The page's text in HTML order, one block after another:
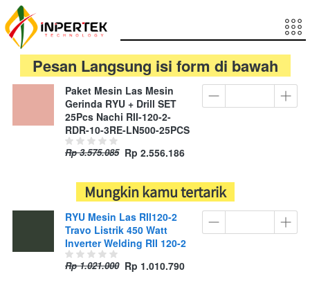
   Pesan Langsung isi form di bawah
Paket Mesin Las Mesin
Gerinda RYU + Drill SET
25Pcs Nachi RII-120-2-
RDR-10-3RE-LN500-25PCS
Rp 3.575.085 Rp 2.556.186
   Mungkin kamu tertarik
RYU Mesin Las RII120-2
Travo Listrik 450 Watt
Inverter Welding RII 120-2
Rp 1.021.000 Rp 1.010.790